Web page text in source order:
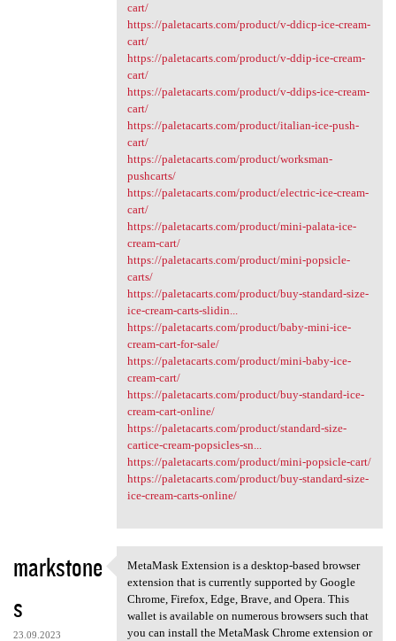
cart/
https://paletacarts.com/product/v-ddicp-ice-cream-
cart/
https://paletacarts.com/product/v-ddip-ice-cream-
cart/
https://paletacarts.com/product/v-ddips-ice-cream-
cart/
https://paletacarts.com/product/italian-ice-push-
cart/
https://paletacarts.com/product/worksman-
pushcarts/
https://paletacarts.com/product/electric-ice-cream-
cart/
https://paletacarts.com/product/mini-palata-ice-
cream-cart/
https://paletacarts.com/product/mini-popsicle-
carts/
https://paletacarts.com/product/buy-standard-size-
ice-cream-carts-slidin...
https://paletacarts.com/product/baby-mini-ice-
cream-cart-for-sale/
https://paletacarts.com/product/mini-baby-ice-
cream-cart/
https://paletacarts.com/product/buy-standard-ice-
cream-cart-online/
https://paletacarts.com/product/standard-size-
cartice-cream-popsicles-sn...
https://paletacarts.com/product/mini-popsicle-cart/
https://paletacarts.com/product/buy-standard-size-
ice-cream-carts-online/
markstone
s
23.09.2023
MetaMask Extension is a
MetaMask Extension is a desktop-based browser
extension that is currently supported by Google
Chrome, Firefox, Edge, Brave, and Opera. This
wallet is available on numerous browsers such that
you can install the MetaMask Chrome extension or